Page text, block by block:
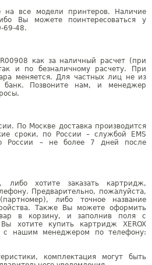
все модели принтеров. Наличие
Вы можете поинтересоваться у
69-48.
как за наличный расчет (при
и по безналичному расчету. При
меняется. Для частных лиц не из
банк. Позвоните нам, и менеджер
По Москве доставка производится
сроки, по России – службой EMS
России – не более 7 дней после
хотите заказать картридж,
Предварительно, пожалуйста,
либо точное название
Также Вы можете оформить
в корзину, и заполнив поля с
хотите купить картридж XEROX
с нашим менеджером по телефону:
комплектация могут быть